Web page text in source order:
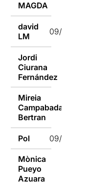
MAGDA
david
LM
09/10/2016
Jordi
Ciurana
Fernández
Mireia
Campabadal
Bertran
Pol 09/10/2016
Mònica
Pueyo
Azuara